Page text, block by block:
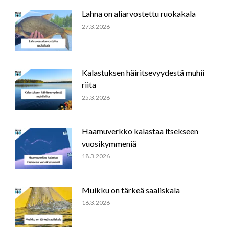
Lahna on aliarvostettu ruokakala
27.3.2026
Kalastuksen häiritsevyydestä muhii
riita
25.3.2026
Haamuverkko kalastaa itsekseen
vuosikymmeniä
18.3.2026
Muikku on tärkeä saaliskala
16.3.2026